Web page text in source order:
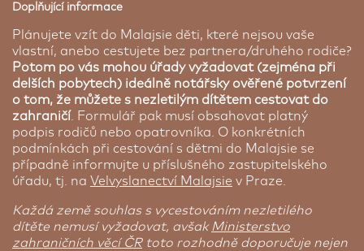
Doplňující informace
Plánujete vzít do Malajsie děti, které nejsou vaše
vlastní, anebo cestujete bez partnera/druhého rodiče?
Potom po vás mohou úřady vyžadovat (zejména při
delších pobytech) ideálně notářsky ověřené potvrzení
o tom, že můžete s nezletilým dítětem cestovat do
zahraničí . Formulář pak musí obsahovat platný
podpis rodičů nebo opatrovníka. O konkrétních
podmínkách při cestování s dětmi do Malajsie se
případně informujte u příslušného zastupitelského
úřadu, tj. na Velvyslanectví Malajsie v Praze.
Každá země souhlas s vycestováním nezletilého
dítěte nemusí vyžadovat, avšak Ministerstvo
zahraničních věcí ČR toto rozhodně doporučuje nejen